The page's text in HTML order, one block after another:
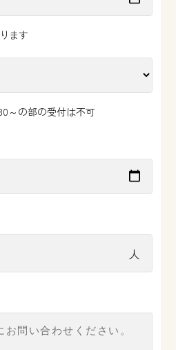
ます
～の部の受付は不可